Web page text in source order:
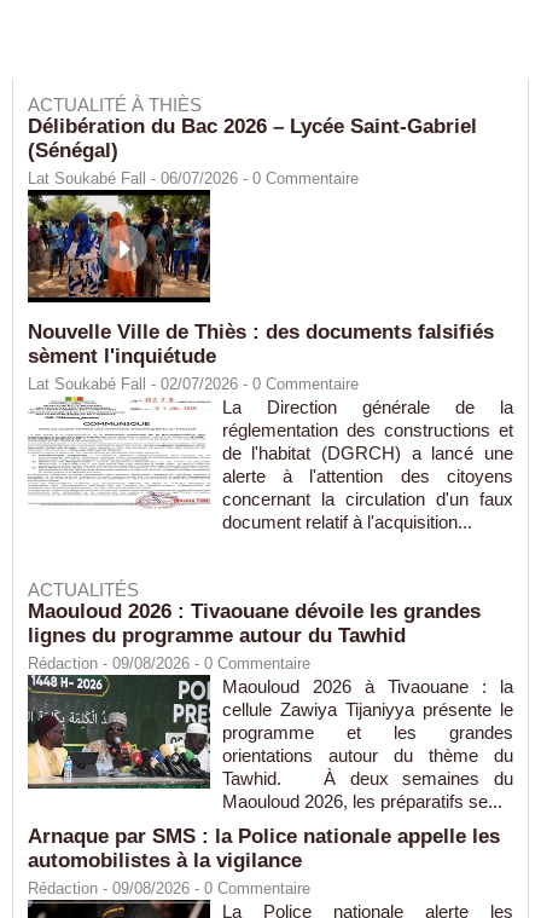
ACTUALITÉ À THIÈS
Délibération du Bac 2026 – Lycée Saint-Gabriel
(Sénégal)
Lat Soukabé Fall - 06/07/2026 - 0 Commentaire
Nouvelle Ville de Thiès : des documents falsifiés
sèment l'inquiétude
Lat Soukabé Fall - 02/07/2026 - 0 Commentaire
La Direction générale de la
réglementation des constructions et
de l'habitat (DGRCH) a lancé une
alerte à l'attention des citoyens
concernant la circulation d'un faux
document relatif à l'acquisition...
ACTUALITÉS
Maouloud 2026 : Tivaouane dévoile les grandes
lignes du programme autour du Tawhid
Rédaction - 09/08/2026 - 0 Commentaire
Maouloud 2026 à Tivaouane : la
cellule Zawiya Tijaniyya présente le
programme et les grandes
orientations autour du thème du
Tawhid. À deux semaines du
Maouloud 2026, les préparatifs se...
Arnaque par SMS : la Police nationale appelle les
automobilistes à la vigilance
Rédaction - 09/08/2026 - 0 Commentaire
La Police nationale alerte les